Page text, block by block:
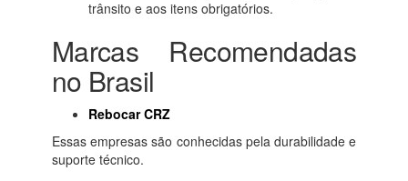
trânsito e aos itens obrigatórios.
Marcas Recomendadas
no Brasil
Rebocar CRZ
Essas empresas são conhecidas pela durabilidade e
suporte técnico.